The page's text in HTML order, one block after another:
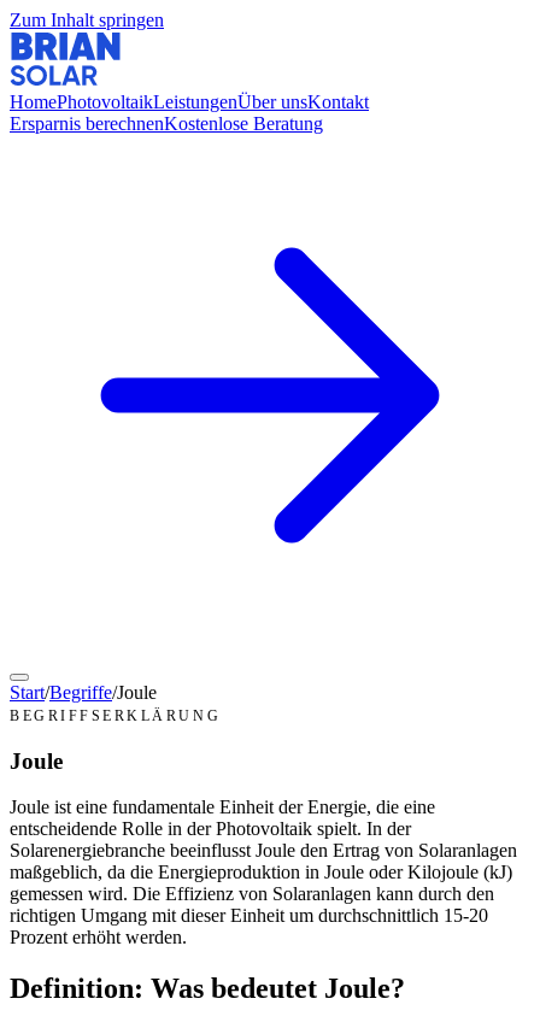
Zum Inhalt springen
HomePhotovoltaikLeistungenÜber unsKontakt
Ersparnis berechnenKostenlose Beratung
Start/Begriffe/Joule
BEGRIFFSERKLÄRUNG
Joule
Joule ist eine fundamentale Einheit der Energie, die eine
entscheidende Rolle in der Photovoltaik spielt. In der
Solarenergiebranche beeinflusst Joule den Ertrag von Solaranlagen
maßgeblich, da die Energieproduktion in Joule oder Kilojoule (kJ)
gemessen wird. Die Effizienz von Solaranlagen kann durch den
richtigen Umgang mit dieser Einheit um durchschnittlich 15-20
Prozent erhöht werden.
Definition: Was bedeutet Joule?